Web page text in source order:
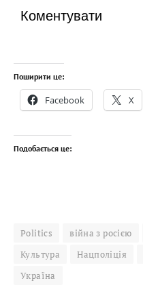
Коментувати
Поширити це:
Facebook X
Подобається це:
Politics війна з росією
Культура
Нацполіція
Україна